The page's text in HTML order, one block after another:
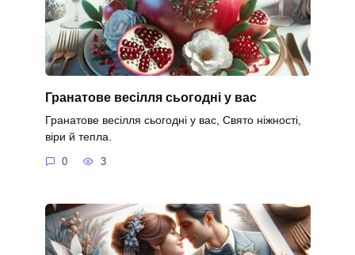
Гранатове весілля сьогодні у вас
Гранатове весілля сьогодні у вас, Свято ніжності,
віри й тепла.
0 3